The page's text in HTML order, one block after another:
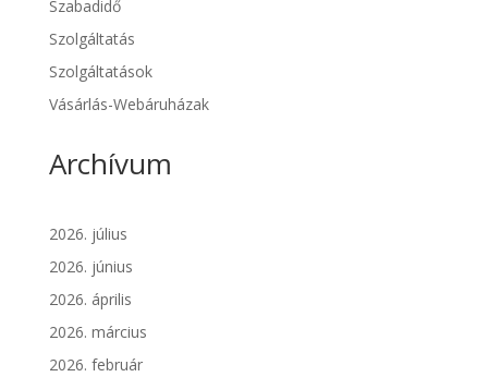
Szabadidő
Szolgáltatás
Szolgáltatások
Vásárlás-Webáruházak
Archívum
2026. július
2026. június
2026. április
2026. március
2026. február